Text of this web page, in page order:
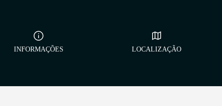
INFORMAÇÕES LOCALIZAÇÃO